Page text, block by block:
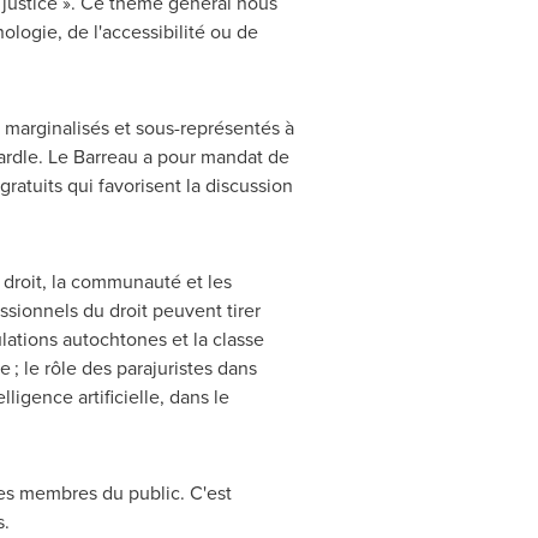
de l'accessibilité ou de
et sous-représentés à
Le Barreau a pour mandat de
qui favorisent la discussion
la communauté et les
du droit peuvent tirer
autochtones et la classe
; le rôle des parajuristes dans
artificielle, dans le
membres du public. C'est